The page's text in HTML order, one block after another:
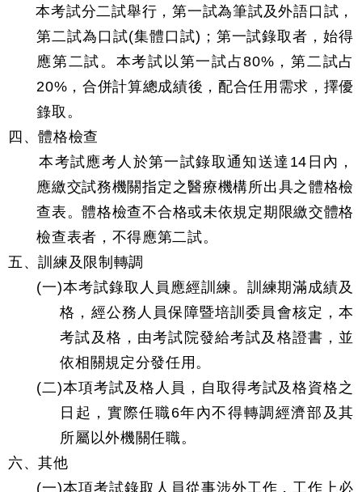
本考試分二試舉行，第一試為筆試及外語口試，
第二試為口試(集體口試)；第一試錄取者，始得
應第二試。本考試以第一試占80%，第二試占
20%，合併計算總成績後，配合任用需求，擇優
錄取。
四、體格檢查
本考試應考人於第一試錄取通知送達14日內，
應繳交試務機關指定之醫療機構所出具之體格檢
查表。體格檢查不合格或未依規定期限繳交體格
檢查表者，不得應第二試。
五、訓練及限制轉調
(一)本考試錄取人員應經訓練。訓練期滿成績及
格，經公務人員保障暨培訓委員會核定，本
考試及格，由考試院發給考試及格證書，並
依相關規定分發任用。
(二)本項考試及格人員，自取得考試及格資格之
日起，實際任職6年內不得轉調經濟部及其
所屬以外機關任職。
六、其他
(一)本項考試錄取人員從事涉外工作，工作上必